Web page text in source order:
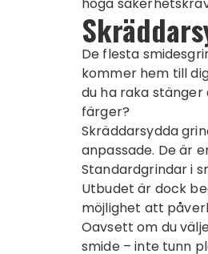
De flesta
kommer hem till
du ha raka
färger?
Skräddarsydda
anpassade. De är
Standardgrindar i
Utbudet är dock
möjlighet att
Oavsett om du
smide – inte tunn